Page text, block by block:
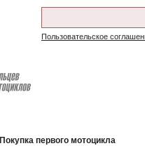
Пользовательское
Покупка первого мотоцикла